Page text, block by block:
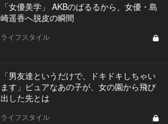
「女優美学」 AKBのぱるるから、女優・島
崎遥香へ脱皮の瞬間
ライフスタイル
「男友達というだけで、ドキドキしちゃい
ます」ピュアなあの子が、女の園から飛び
出した先とは
ライフスタイル